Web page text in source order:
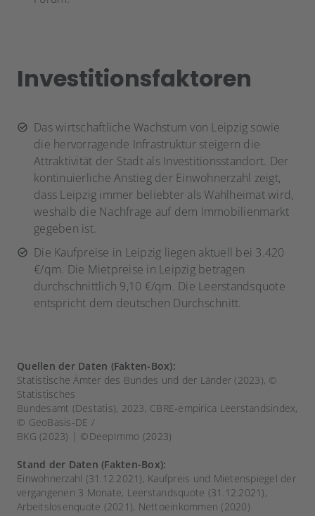
Investitionsfaktoren
Das wirtschaftliche Wachstum von Leipzig sowie
die hervorragende Infrastruktur steigern die
Attraktivität der Stadt als Investitionsstandort. Der
kontinuierliche Anstieg der Einwohnerzahl zeigt,
dass Leipzig immer beliebter als Wahlheimat wird,
weshalb die Nachfrage auf dem Immobilienmarkt
gegeben ist.
Die Kaufpreise in Leipzig liegen aktuell bei 3.420
€/qm. Die Mietpreise in Leipzig betragen
durchschnittlich 9,10 €/qm. Die Leerstandsquote
entspricht dem deutschen Durchschnitt.
Quellen der Daten (Fakten-Box):
Statistische Ämter des Bundes und der Länder (2023), ©
Statistisches
Bundesamt (Destatis), 2023, CBRE-empirica Leerstandsindex,
© GeoBasis-DE /
BKG (2023) | ©DeepImmo (2023)
Stand der Daten (Fakten-Box):
Einwohnerzahl (31.12.2021), Kaufpreis und Mietenspiegel der
vergangenen 3 Monate, Leerstandsquote (31.12.2021),
Arbeitslosenquote (2021), Nettoeinkommen (2020)